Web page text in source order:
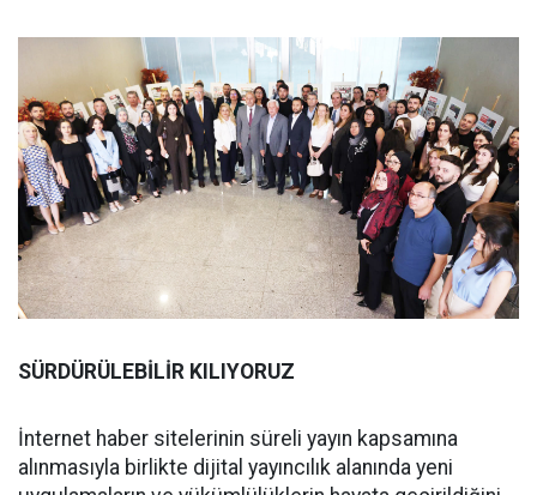
SÜRDÜRÜLEBİLİR KILIYORUZ
İnternet haber sitelerinin süreli yayın kapsamına
alınmasıyla birlikte dijital yayıncılık alanında yeni